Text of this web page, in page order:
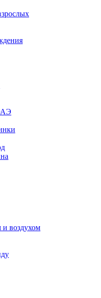
и воздухом